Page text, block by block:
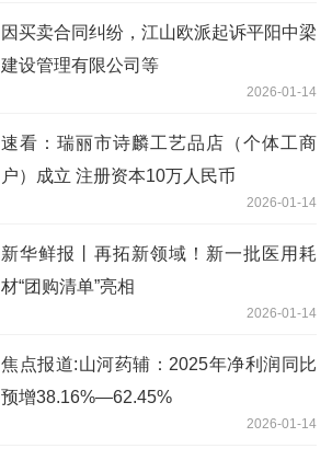
因买卖合同纠纷，江山欧派起诉平阳中梁
建设管理有限公司等
2026-01-14
速看：瑞丽市诗麟工艺品店（个体工商
户）成立 注册资本10万人民币
2026-01-14
新华鲜报丨再拓新领域！新一批医用耗
材“团购清单”亮相
2026-01-14
焦点报道:山河药辅：2025年净利润同比
预增38.16%—62.45%
2026-01-14